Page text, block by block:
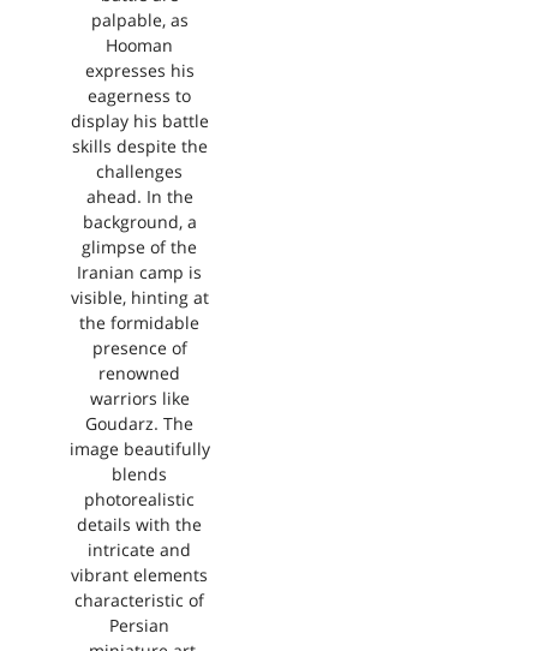
palpable, as
Hooman
expresses his
eagerness to
display his battle
skills despite the
challenges
ahead. In the
background, a
glimpse of the
Iranian camp is
visible, hinting at
the formidable
presence of
renowned
warriors like
Goudarz. The
image beautifully
blends
photorealistic
details with the
intricate and
vibrant elements
characteristic of
Persian